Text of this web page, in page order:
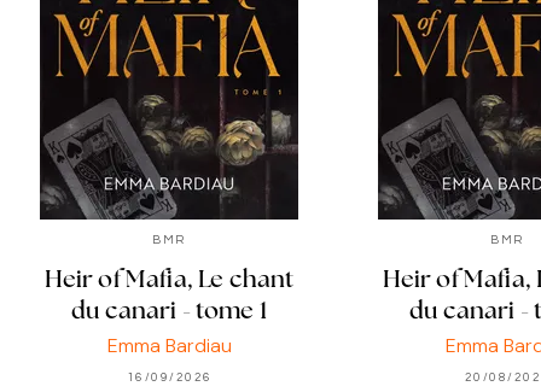
BMR
Heir of Mafia, Le chant
du canari - tome 1
Emma Bardiau
16/09/2026
BMR
Heir of Mafia,
du canari -
Emma
20/08/